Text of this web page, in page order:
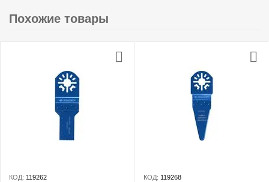
Похожие товары
КОД: 119262 КОД: 119268